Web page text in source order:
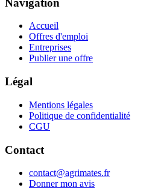
Navigation
Accueil
Offres d'emploi
Entreprises
Publier une offre
Légal
Mentions légales
Politique de confidentialité
CGU
Contact
contact@agrimates.fr
Donner mon avis